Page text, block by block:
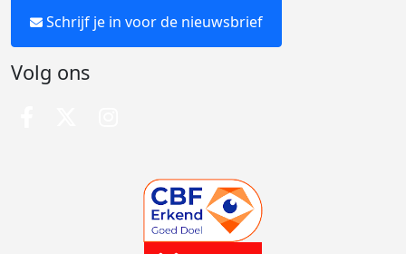
Schrijf je in voor de nieuwsbrief
Volg ons